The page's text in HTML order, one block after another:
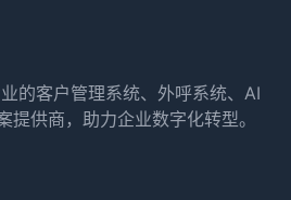
的客户管理系统、外呼系统、AI
提供商，助力企业数字化转型。